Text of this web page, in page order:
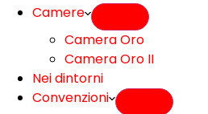
Camere
Camera Oro
Camera Oro II
Nei dintorni
Convenzioni